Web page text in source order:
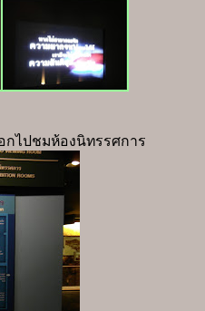
กไปชมห้องนิทรรศการ